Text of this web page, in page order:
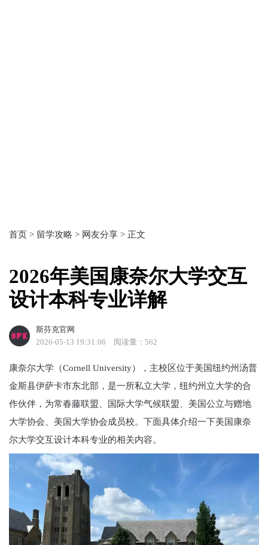
首页 > 留学攻略 > 网友分享 > 正文
2026年美国康奈尔大学交互
设计本科专业详解
斯芬克官网
2026-05-13 19:31:06
阅读量：562
康奈尔大学（Cornell University），主校区位于美国纽约州汤普
金斯县伊萨卡市东北部，是一所私立大学，纽约州立大学的合
作伙伴，为常春藤联盟、国际大学气候联盟、美国公立与赠地
大学协会、美国大学协会成员校。下面具体介绍一下美国康奈
尔大学交互设计本科专业的相关内容。